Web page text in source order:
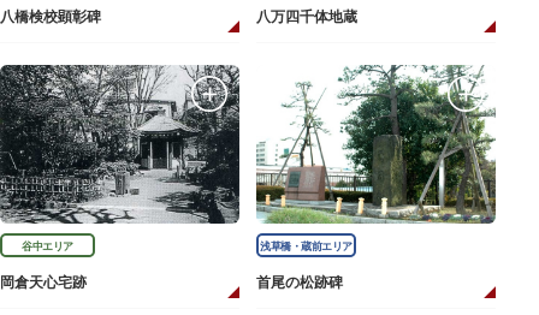
八橋検校顕彰碑 八万四千体地蔵
谷中エリア
岡倉天心宅跡
浅草橋・蔵前エリア
首尾の松跡碑